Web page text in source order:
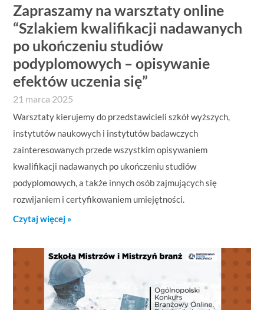
Zapraszamy na warsztaty online
“Szlakiem kwalifikacji nadawanych
po ukończeniu studiów
podyplomowych – opisywanie
efektów uczenia się”
21 marca 2025
Warsztaty kierujemy do przedstawicieli szkół wyższych,
instytutów naukowych i instytutów badawczych
zainteresowanych przede wszystkim opisywaniem
kwalifikacji nadawanych po ukończeniu studiów
podyplomowych, a także innych osób zajmujących się
rozwijaniem i certyfikowaniem umiejętności.
Czytaj więcej »